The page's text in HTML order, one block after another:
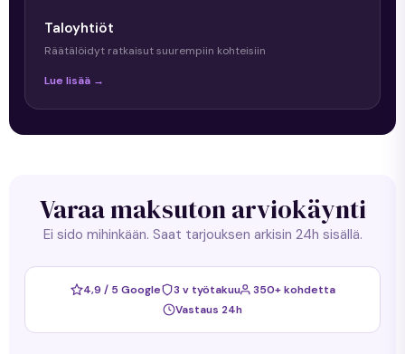
Taloyhtiöt
Räätälöidyt ratkaisut suurempiin kohteisiin
Lue lisää →
Varaa maksuton arviokäynti
Ei sido mihinkään. Saat tarjouksen arkisin 24h sisällä.
4,9 / 5 Google 3 v työtakuu
350+ kohdetta
Vastaus 24h